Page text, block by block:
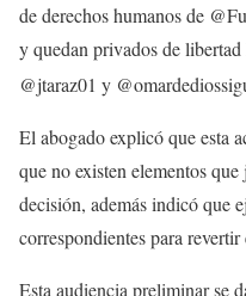
de derechos humanos de
y quedan privados de
@jtaraz01 y
El abogado explicó que esta
que no existen elementos
decisión, además indicó que
correspondientes para revertir
Esta audiencia preliminar se